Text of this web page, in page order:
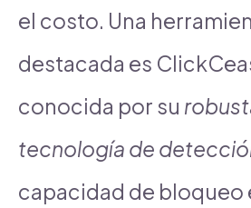
el costo. Una
destacada es
conocida por su
tecnología de
capacidad de bloqueo